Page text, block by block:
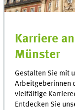
Karriere
Münster
Gestalten Sie mit
Arbeitgeberinnen
vielfältige
Entdecken Sie